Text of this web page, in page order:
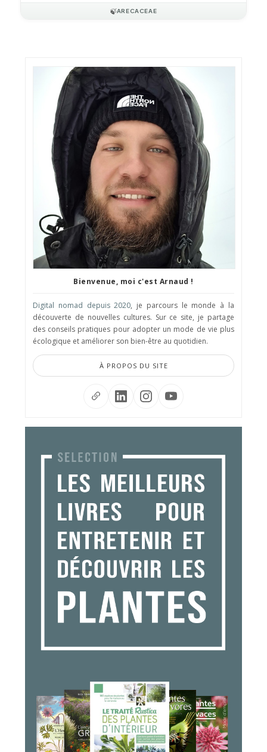
🍃ARECACEAE
Bienvenue, moi c'est Arnaud !
Digital nomad depuis 2020, je parcours le monde à la
découverte de nouvelles cultures. Sur ce site, je partage
des conseils pratiques pour adopter un mode de vie plus
écologique et améliorer son bien-être au quotidien.
À PROPOS DU SITE